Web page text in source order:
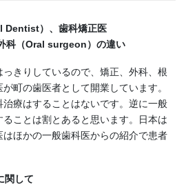
Dentist）、歯科矯正医
科（Oral surgeon）の違い
きりしているので、矯正、外科、根
町の歯医者として開業しています。
療はすることはないです。逆に一般
ことは割とあると思います。日本は
ほかの一般歯科医からの紹介で患者
関して